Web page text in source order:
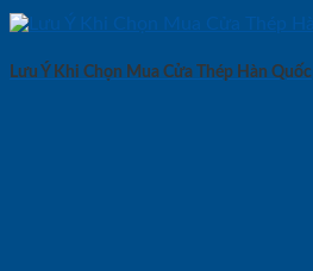
Lưu Ý Khi Chọn Mua Cửa Thép Hàn Quốc